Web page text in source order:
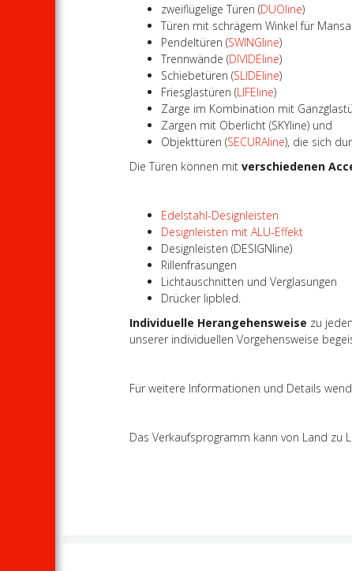
zweiflügelige Türen (DUOline)
Türen mit schrägem Winkel für
Pendeltüren (SWINGline)
Trennwände (DIVIDEline)
Schiebetüren (SLIDEline)
Friesglastüren (LIFEline)
Zarge im Kombination mit
Zargen mit Oberlicht (SKYline) und
Objekttüren (SECURAline), die sich
Die Türen können mitverschiedenen
Edelstahl-Designleisten
Designleisten mit ALU-Effekt
Designleisten (DESIGNline)
Rillenfräsungen
Lichtauschnitten und Verglasungen
Drücker lipbled.
Individuelle Herangehensweise zu
unserer individuellen Vorgehensweise
Für weitere Informationen und Details
Das Verkaufsprogramm kann von Land zu